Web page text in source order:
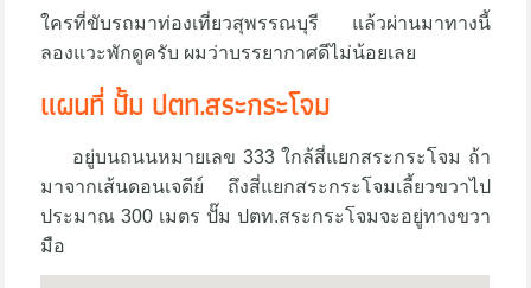
ใครที่ขับรถมาท่องเที่ยวสุพรรณบุรี แล้วผ่านมาทางนี้
ลองแวะพักดูครับ ผมว่าบรรยากาศดีไม่น้อยเลย
แผนที่ ปั้ม ปตท.สระกระโจม
อยู่บนถนนหมายเลข 333 ใกล้สี่แยกสระกระโจม ถ้า
มาจากเส้นดอนเจดีย์ ถึงสี่แยกสระกระโจมเลี้ยวขวาไป
ประมาณ 300 เมตร ปั๊ม ปตท.สระกระโจมจะอยู่ทางขวา
มือ